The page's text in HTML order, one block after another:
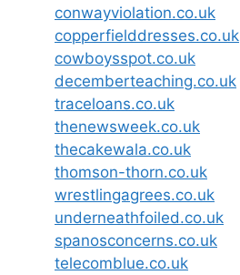
conwayviolation.co.uk
copperfielddresses.co.uk
cowboysspot.co.uk
decemberteaching.co.uk
traceloans.co.uk
thenewsweek.co.uk
thecakewala.co.uk
thomson-thorn.co.uk
wrestlingagrees.co.uk
underneathfoiled.co.uk
spanosconcerns.co.uk
telecomblue.co.uk